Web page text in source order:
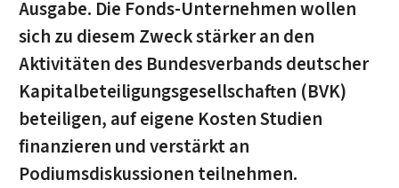
Ausgabe. Die Fonds-Unternehmen wollen
sich zu diesem Zweck stärker an den
Aktivitäten des Bundesverbands deutscher
Kapitalbeteiligungsgesellschaften (BVK)
beteiligen, auf eigene Kosten Studien
finanzieren und verstärkt an
Podiumsdiskussionen teilnehmen.